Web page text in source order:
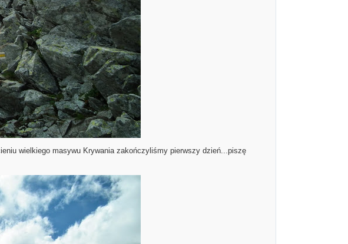
wielkiego masywu Krywania zakończyliśmy pierwszy dzień...piszę